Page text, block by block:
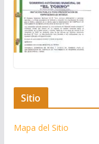
Sitio
Mapa del Sitio